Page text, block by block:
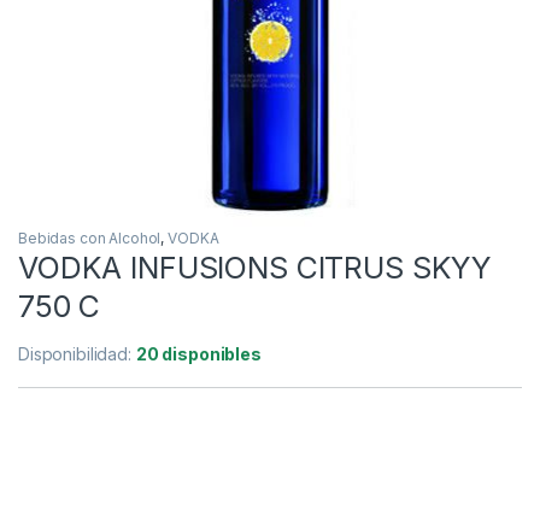
Bebidas con Alcohol,VODKA
VODKA INFUSIONS CITRUS SKYY
750 C
Disponibilidad: 20 disponibles